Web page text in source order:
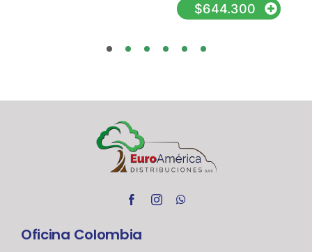
$644.300
Oficina Colombia